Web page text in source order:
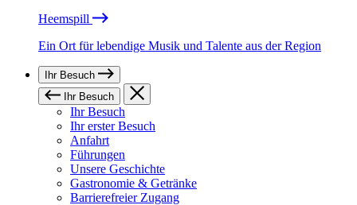
Heemspill
Ein Ort für lebendige Musik und Talente aus der Region
Ihr Besuch
Ihr Besuch
Ihr Besuch
Ihr erster Besuch
Anfahrt
Führungen
Unsere Geschichte
Gastronomie & Getränke
Barrierefreier Zugang